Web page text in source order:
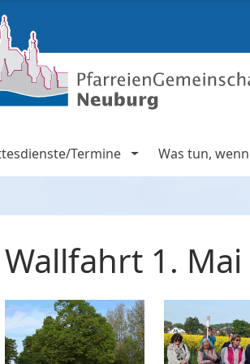
Termine Was tun,
Wallfahrt 1. Mai